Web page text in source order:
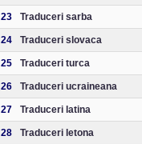
23 Traduceri sarba
24 Traduceri slovaca
25 Traduceri turca
26 Traduceri ucraineana
27 Traduceri latina
28 Traduceri letona